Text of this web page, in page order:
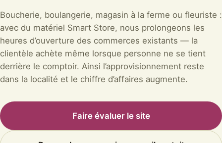
Boucherie, boulangerie, magasin à la ferme ou fleuriste :
avec du matériel Smart Store, nous prolongeons les
heures d’ouverture des commerces existants — la
clientèle achète même lorsque personne ne se tient
derrière le comptoir. Ainsi l’approvisionnement reste
dans la localité et le chiffre d’affaires augmente.
Faire évaluer le site